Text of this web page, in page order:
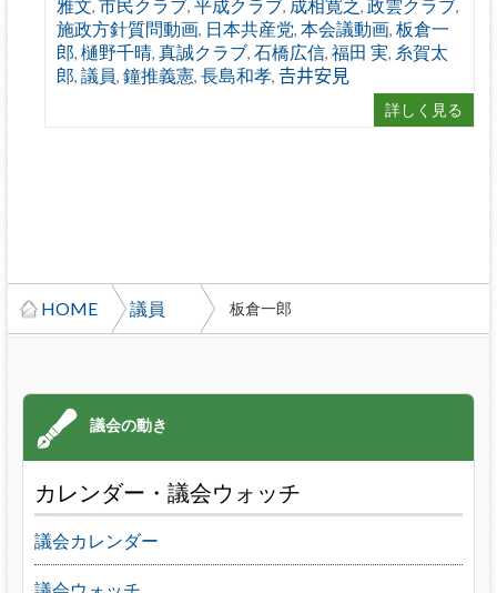
雅文, 市民クラブ, 平成クラブ, 成相寛之, 政雲クラブ,
施政方針質問動画, 日本共産党, 本会議動画, 板倉一
郎, 樋野千晴, 真誠クラブ, 石橋広信, 福田 実, 糸賀太
郎, 議員, 鐘推義憲, 長島和孝, 𠮷井安見
詳しく見る
HOME 議員 板倉一郎
カレンダー・議会ウォッチ
議会カレンダー